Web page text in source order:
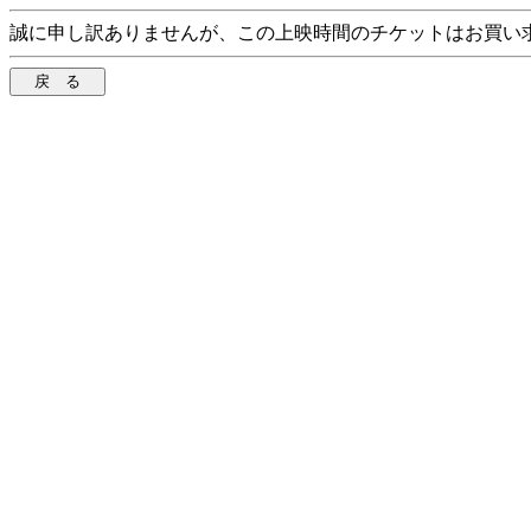
誠に申し訳ありませんが、この上映時間のチケットはお買い